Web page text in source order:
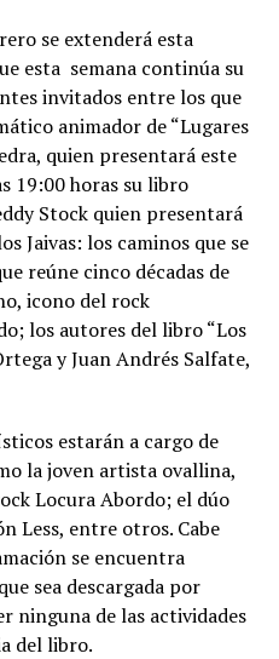
se extenderá esta
esta semana continúa su
invitados entre los que
animador de “Lugares
quien presentará este
19:00 horas su libro
Stock quien presentará
Jaivas: los caminos que se
reúne cinco décadas de
icono del rock
los autores del libro “Los
y Juan Andrés Salfate,
estarán a cargo de
la joven artista ovallina,
Locura Abordo; el dúo
Less, entre otros. Cabe
se encuentra
sea descargada por
ninguna de las actividades
del libro.